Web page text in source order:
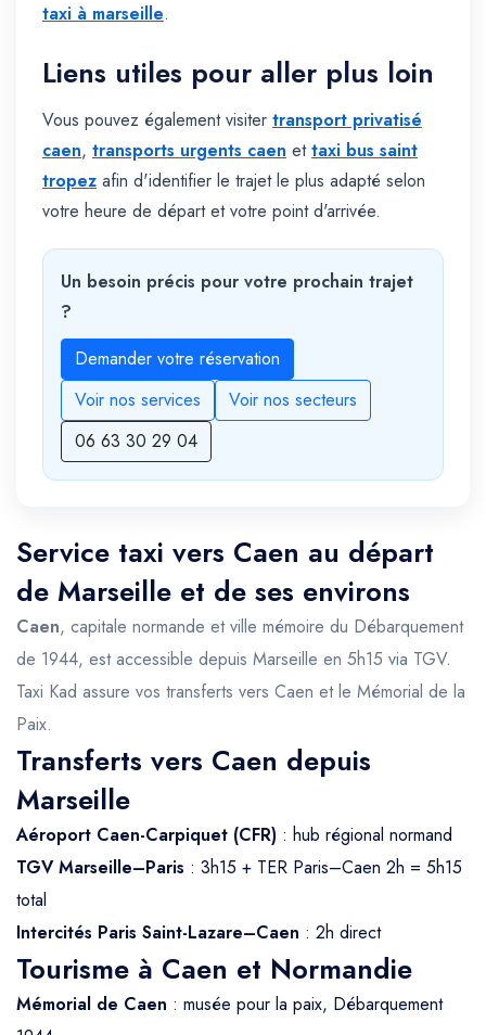
taxi à marseille.
Liens utiles pour aller plus loin
Vous pouvez également visiter transport privatisé
caen, transports urgents caen ettaxi bus saint
tropez afin d'identifier le trajet le plus adapté selon
votre heure de départ et votre point d'arrivée.
Un besoin précis pour votre prochain trajet
?
Demander votre réservation
Voir nos services
Voir nos secteurs
06 63 30 29 04
Service taxi vers Caen au départ
de Marseille et de ses environs
Caen, capitale normande et ville mémoire du Débarquement
de 1944, est accessible depuis Marseille en 5h15 via TGV.
Taxi Kad assure vos transferts vers Caen et le Mémorial de la
Paix.
Transferts vers Caen depuis
Marseille
Aéroport Caen-Carpiquet (CFR) : hub régional normand
TGV Marseille–Paris : 3h15 + TER Paris–Caen 2h = 5h15
total
Intercités Paris Saint-Lazare–Caen : 2h direct
Tourisme à Caen et Normandie
Mémorial de Caen : musée pour la paix, Débarquement